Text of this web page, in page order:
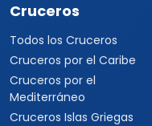
Cruceros
Todos los Cruceros
Cruceros por el Caribe
Cruceros por el
Mediterráneo
Cruceros Islas Griegas